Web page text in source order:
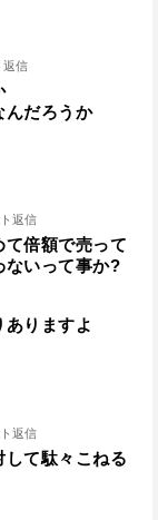
返信
んだろうか
返信
倍額で売って
ないって事か?
りますよ
返信
て駄々こねる